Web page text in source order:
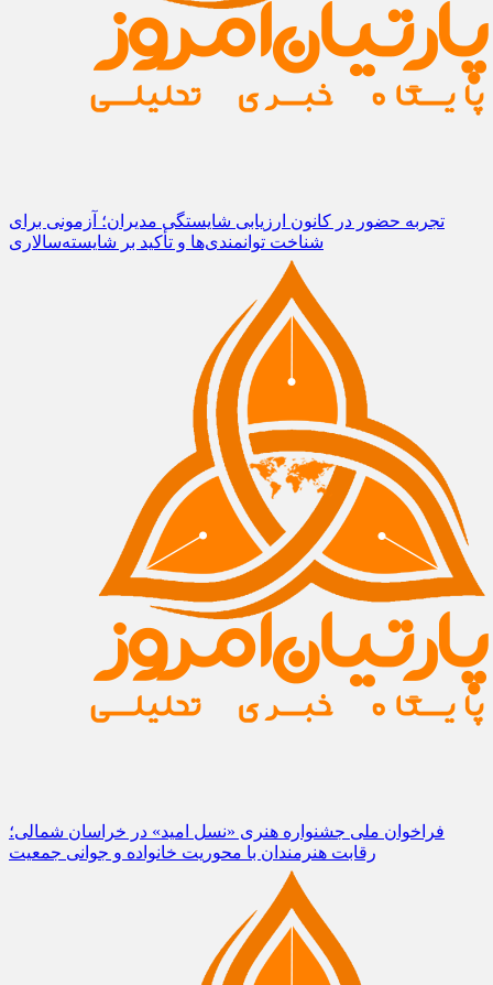
تجربه حضور در کانون ارزیابی شایستگی مدیران؛ آزمونی برای
شناخت توانمندی‌ها و تأکید بر شایسته‌سالاری
فراخوان ملی جشنواره هنری «نسل امید» در خراسان شمالی؛
رقابت هنرمندان با محوریت خانواده و جوانی جمعیت